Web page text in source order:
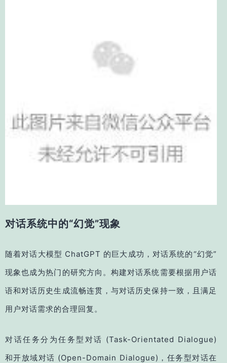
对话系统中的“幻觉”现象
随着对话大模型 ChatGPT 的巨大成功，对话系统的“幻觉”
现象也成为热门的研究方向。构建对话系统需要根据用户话
语和对话历史生成流畅连贯，与对话历史保持一致，且满足
用户对话需求的合理回复。
对话任务分为任务型对话 (Task-Orientated Dialogue)
和开放域对话 (Open-Domain Dialogue)，任务型对话在